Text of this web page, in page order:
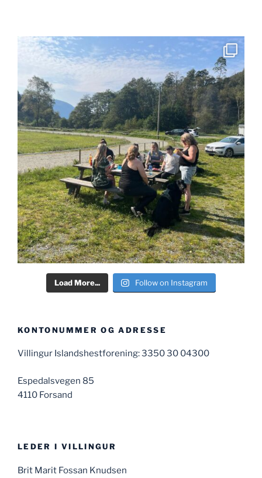
Load More... Follow on Instagram
KONTONUMMER OG ADRESSE
Villingur Islandshestforening: 3350 30 04300
Espedalsvegen 85
4110 Forsand
LEDER I VILLINGUR
Brit Marit Fossan Knudsen